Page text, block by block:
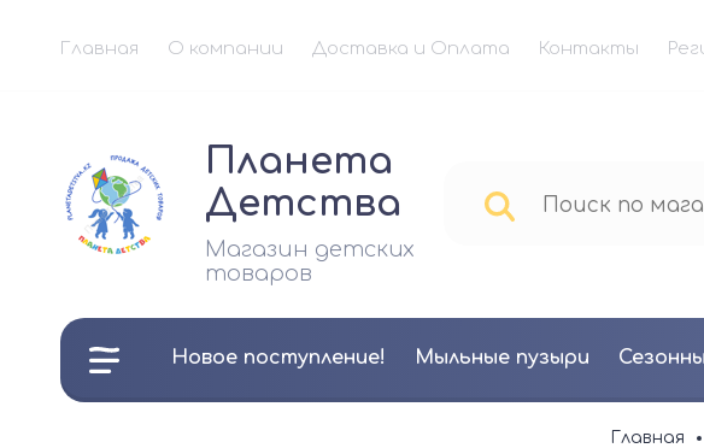
Главная О компании Доставка и Оплата Контакты
Планета
Детства
Магазин детских
товаров
Новое поступление! Мыльные пузыри
Главная